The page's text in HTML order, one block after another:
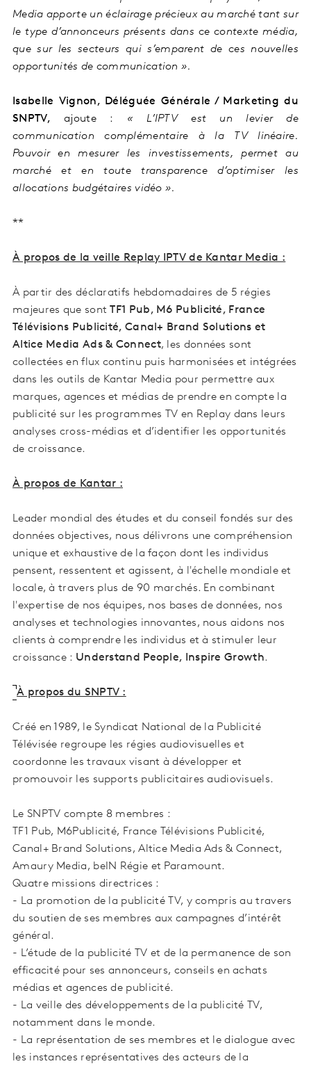
Media apporte un éclairage précieux au marché tant sur
le type d’annonceurs présents dans ce contexte média,
que sur les secteurs qui s’emparent de ces nouvelles
opportunités de communication ».
Isabelle Vignon, Déléguée Générale / Marketing du
SNPTV, ajoute : « L’IPTV est un levier de
communication complémentaire à la TV linéaire.
Pouvoir en mesurer les investissements, permet au
marché et en toute transparence d’optimiser les
allocations budgétaires vidéo ».
**
À propos de la veille Replay IPTV de Kantar Media :
À partir des déclaratifs hebdomadaires de 5 régies
majeures que sontTF1 Pub, M6 Publicité, France
Télévisions Publicité, Canal+ Brand Solutions et
Altice Media Ads & Connect, les données sont
collectées en flux continu puis harmonisées et intégrées
dans les outils de Kantar Media pour permettre aux
marques, agences et médias de prendre en compte la
publicité sur les programmes TV en Replay dans leurs
analyses cross-médias et d’identifier les opportunités
de croissance.
À propos de Kantar :
Leader mondial des études et du conseil fondés sur des
données objectives, nous délivrons une compréhension
unique et exhaustive de la façon dont les individus
pensent, ressentent et agissent, à l'échelle mondiale et
locale, à travers plus de 90 marchés. En combinant
l'expertise de nos équipes, nos bases de données, nos
analyses et technologies innovantes, nous aidons nos
clients à comprendre les individus et à stimuler leur
croissance : Understand People, Inspire Growth.
À propos du SNPTV :
Créé en 1989, le Syndicat National de la Publicité
Télévisée regroupe les régies audiovisuelles et
coordonne les travaux visant à développer et
promouvoir les supports publicitaires audiovisuels.
Le SNPTV compte 8 membres :
TF1 Pub, M6Publicité, France Télévisions Publicité,
Canal+ Brand Solutions, Altice Media Ads & Connect,
Amaury Media, beIN Régie et Paramount.
Quatre missions directrices :
- La promotion de la publicité TV, y compris au travers
du soutien de ses membres aux campagnes d’intérêt
général.
- L’étude de la publicité TV et de la permanence de son
efficacité pour ses annonceurs, conseils en achats
médias et agences de publicité.
- La veille des développements de la publicité TV,
notamment dans le monde.
- La représentation de ses membres et le dialogue avec
les instances représentatives des acteurs de la